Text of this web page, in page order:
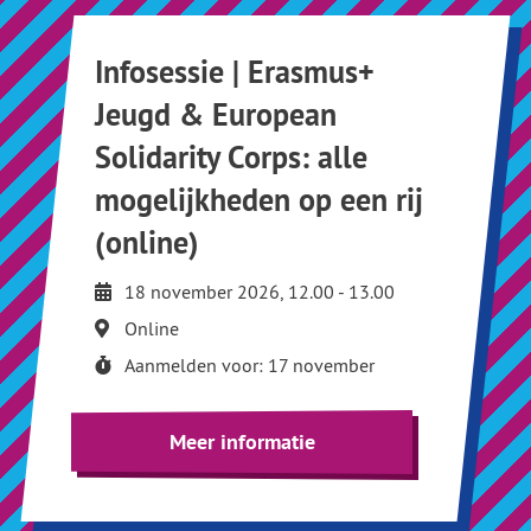
Infosessie | Erasmus+
Jeugd & European
Solidarity Corps: alle
mogelijkheden op een rij
(online)
18 november 2026, 12.00 - 13.00
Online
Aanmelden voor: 17 november
Meer informatie